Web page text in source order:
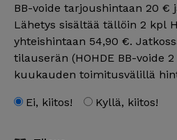
BB-voide tarjoushintaan 20 €
Lähetys sisältää tällöin 2 kpl
yhteishintaan 54,90 €.
tilauserän (HOHDE BB-voide
kuukauden toimitusvälillä
Ei, kiitos! Kyllä, kiitos!